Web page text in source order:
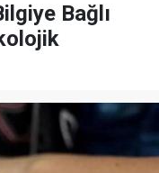
Bağlı